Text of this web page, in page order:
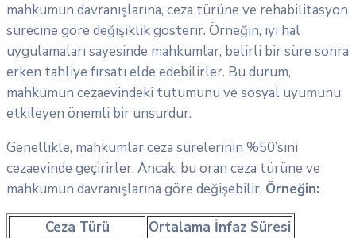
mahkumun davranışlarına, ceza türüne ve rehabilitasyon
sürecine göre değişiklik gösterir. Örneğin, iyi hal
uygulamaları sayesinde mahkumlar, belirli bir süre sonra
erken tahliye fırsatı elde edebilirler. Bu durum,
mahkumun cezaevindeki tutumunu ve sosyal uyumunu
etkileyen önemli bir unsurdur.
Genellikle, mahkumlar ceza sürelerinin %50’sini
cezaevinde geçirirler. Ancak, bu oran ceza türüne ve
mahkumun davranışlarına göre değişebilir. Örneğin:
Ceza Türü
Ortalama İnfaz Süresi